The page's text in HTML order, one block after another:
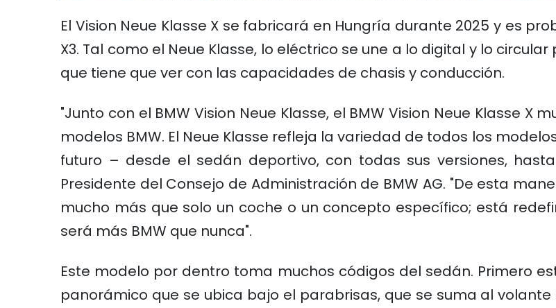
El Vision Neue Klasse X se fabricará en Hungría durante 2025 y es
X3. Tal como el Neue Klasse, lo eléctrico se une a lo digital y lo
que tiene que ver con las capacidades de chasis y conducción.
"Junto con el BMW Vision Neue Klasse, el BMW Vision Neue Klasse
modelos BMW. El Neue Klasse refleja la variedad de todos los
futuro – desde el sedán deportivo, con todas sus versiones,
Presidente del Consejo de Administración de BMW AG. "De esta
mucho más que solo un coche o un concepto específico; está
será más BMW que nunca".
Este modelo por dentro toma muchos códigos del sedán. Primero
panorámico que se ubica bajo el parabrisas, que se suma al